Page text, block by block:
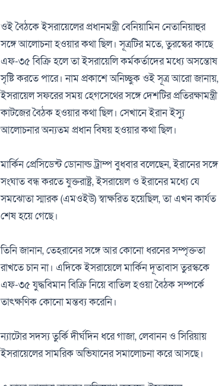
ওই বৈঠকে ইসরায়েলের প্রধানমন্ত্রী বেনিয়ামিন নেতানিয়াহুর
সঙ্গে আলোচনা হওয়ার কথা ছিল। সূত্রটির মতে, তুরস্কের কাছে
এফ-৩৫ বিক্রি হলে তা ইসরায়েলি কর্মকর্তাদের মধ্যে অসন্তোষ
সৃষ্টি করতে পারে। নাম প্রকাশে অনিচ্ছুক ওই সূত্র আরো জানায়,
ইসরায়েল সফরের সময় হেগসেথের সঙ্গে দেশটির প্রতিরক্ষামন্ত্রী
কাটজের বৈঠক হওয়ার কথা ছিল। সেখানে ইরান ইস্যু
আলোচনার অন্যতম প্রধান বিষয় হওয়ার কথা ছিল।
মার্কিন প্রেসিডেন্ট ডোনাল্ড ট্রাম্প বুধবার বলেছেন, ইরানের সঙ্গে
সংঘাত বন্ধ করতে যুক্তরাষ্ট্র, ইসরায়েল ও ইরানের মধ্যে যে
সমঝোতা স্মারক (এমওইউ) স্বাক্ষরিত হয়েছিল, তা এখন কার্যত
শেষ হয়ে গেছে।
তিনি জানান, তেহরানের সঙ্গে আর কোনো ধরনের সম্পৃক্ততা
রাখতে চান না। এদিকে ইসরায়েলে মার্কিন দূতাবাস তুরস্ককে
এফ-৩৫ যুদ্ধবিমান বিক্রি নিয়ে বাতিল হওয়া বৈঠক সম্পর্কে
তাৎক্ষণিক কোনো মন্তব্য করেনি।
ন্যাটোর সদস্য তুর্কি দীর্ঘদিন ধরে গাজা, লেবানন ও সিরিয়ায়
ইসরায়েলের সামরিক অভিযানের সমালোচনা করে আসছে।